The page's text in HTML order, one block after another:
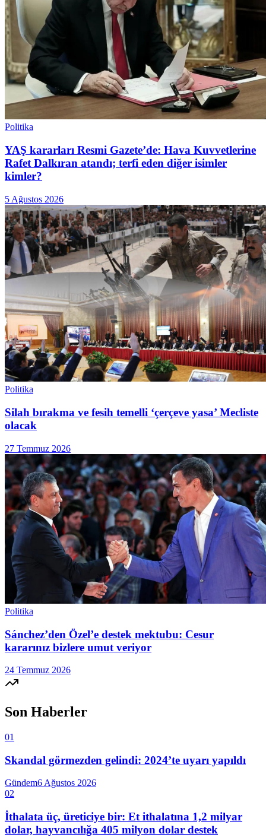
Politika
YAŞ kararları Resmi Gazete’de: Hava Kuvvetlerine
Rafet Dalkıran atandı; terfi eden diğer isimler
kimler?
5 Ağustos 2026
Politika
Silah bırakma ve fesih temelli ‘çerçeve yasa’ Mecliste
olacak
27 Temmuz 2026
Politika
Sánchez’den Özel’e destek mektubu: Cesur
kararınız bizlere umut veriyor
24 Temmuz 2026
Son Haberler
01
Skandal görmezden gelindi: 2024’te uyarı yapıldı
Gündem6 Ağustos 2026
02
İthalata üç, üreticiye bir: Et ithalatına 1,2 milyar
dolar, hayvancılığa 405 milyon dolar destek